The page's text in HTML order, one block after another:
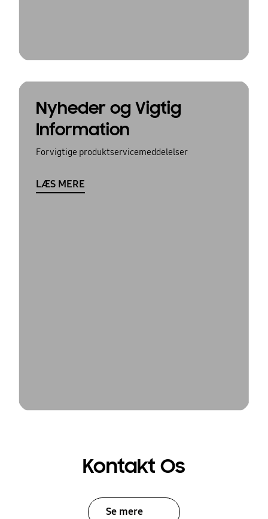
Nyheder og Vigtig
Information
For vigtige produktservicemeddelelser
LÆS MERE
Kontakt Os
Se mere